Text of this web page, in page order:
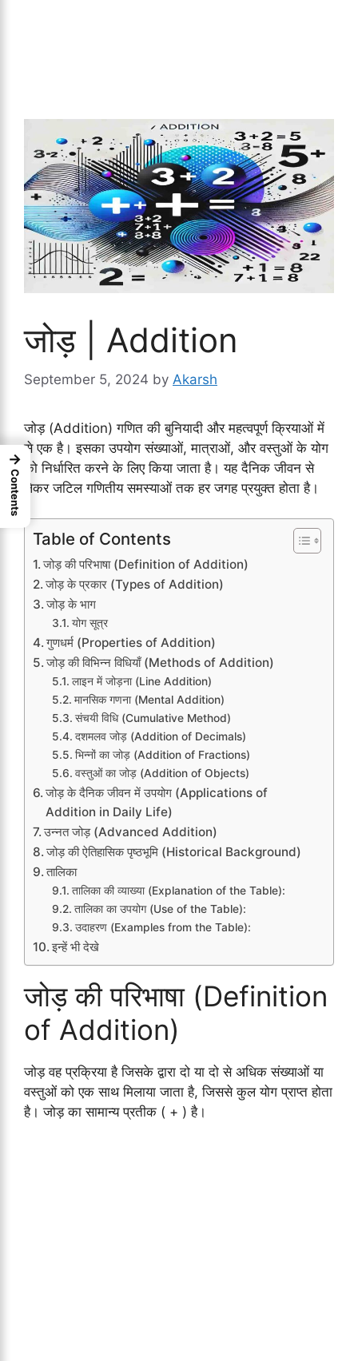
जोड़ | Addition
September 5, 2024 by Akarsh
जोड़ (Addition) गणित की बुनियादी और महत्वपूर्ण क्रियाओं में
से एक है। इसका उपयोग संख्याओं, मात्राओं, और वस्तुओं के योग
को निर्धारित करने के लिए किया जाता है। यह दैनिक जीवन से
लेकर जटिल गणितीय समस्याओं तक हर जगह प्रयुक्त होता है।
Table of Contents
जोड़ की परिभाषा (Definition of Addition)
जोड़ के प्रकार (Types of Addition)
जोड़ के भाग
योग सूत्र
गुणधर्म (Properties of Addition)
जोड़ की विभिन्न विधियाँ (Methods of Addition)
लाइन में जोड़ना (Line Addition)
मानसिक गणना (Mental Addition)
संचयी विधि (Cumulative Method)
दशमलव जोड़ (Addition of Decimals)
भिन्नों का जोड़ (Addition of Fractions)
वस्तुओं का जोड़ (Addition of Objects)
जोड़ के दैनिक जीवन में उपयोग (Applications of
Addition in Daily Life)
उन्नत जोड़ (Advanced Addition)
जोड़ की ऐतिहासिक पृष्ठभूमि (Historical Background)
तालिका
तालिका की व्याख्या (Explanation of the Table):
तालिका का उपयोग (Use of the Table):
उदाहरण (Examples from the Table):
इन्हें भी देखे
जोड़ की परिभाषा (Definition
of Addition)
जोड़ वह प्रक्रिया है जिसके द्वारा दो या दो से अधिक संख्याओं या
वस्तुओं को एक साथ मिलाया जाता है, जिससे कुल योग प्राप्त होता
है। जोड़ का सामान्य प्रतीक ( + ) है।
→
Contents